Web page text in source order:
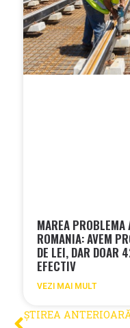
MAREA
ROMANIA: AVEM
DE LEI, DAR DOAR
EFECTIV
VEZI MAI MULT
ȘTIREA